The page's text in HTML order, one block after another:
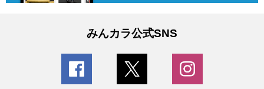
みんカラ公式SNS